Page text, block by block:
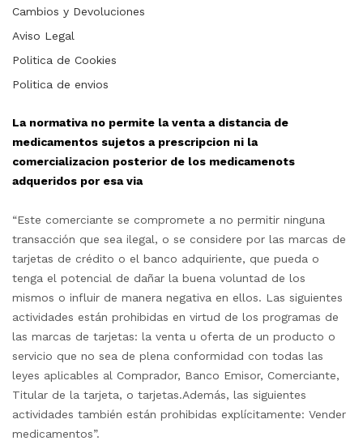
Cambios y Devoluciones
Aviso Legal
Politica de Cookies
Politica de envios
La normativa no permite la venta a distancia de
medicamentos sujetos a prescripcion ni la
comercializacion posterior de los medicamenots
adqueridos por esa via
“Este comerciante se compromete a no permitir ninguna
transacción que sea ilegal, o se considere por las marcas de
tarjetas de crédito o el banco adquiriente, que pueda o
tenga el potencial de dañar la buena voluntad de los
mismos o influir de manera negativa en ellos. Las siguientes
actividades están prohibidas en virtud de los programas de
las marcas de tarjetas: la venta u oferta de un producto o
servicio que no sea de plena conformidad con todas las
leyes aplicables al Comprador, Banco Emisor, Comerciante,
Titular de la tarjeta, o tarjetas.Además, las siguientes
actividades también están prohibidas explícitamente: Vender
medicamentos”.